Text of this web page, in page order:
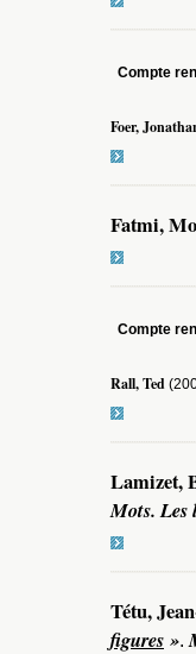
Compte
Foer,
Fatmi,
Compte
Rall, Ted
Lamizet,
Mots. Les
Tétu,
figures ».